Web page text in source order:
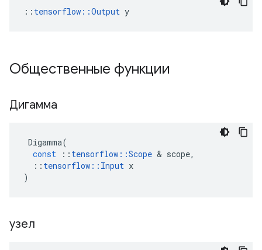
:: tensorflow::Output y
Общественные функции
Дигамма
Digamma(
const
:: tensorflow ::Scope & scope,
:: tensorflow :: Input x
)
узел